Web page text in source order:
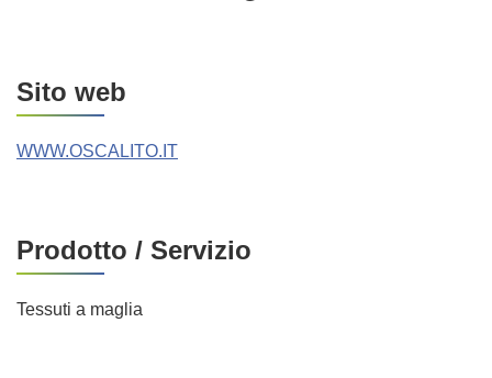
Sito web
WWW.OSCALITO.IT
Prodotto / Servizio
Tessuti a maglia